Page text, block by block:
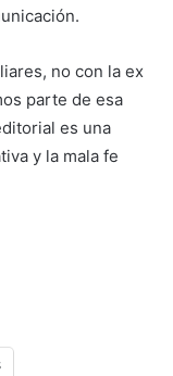
no con la ex
parte de esa
es una
y la mala fe